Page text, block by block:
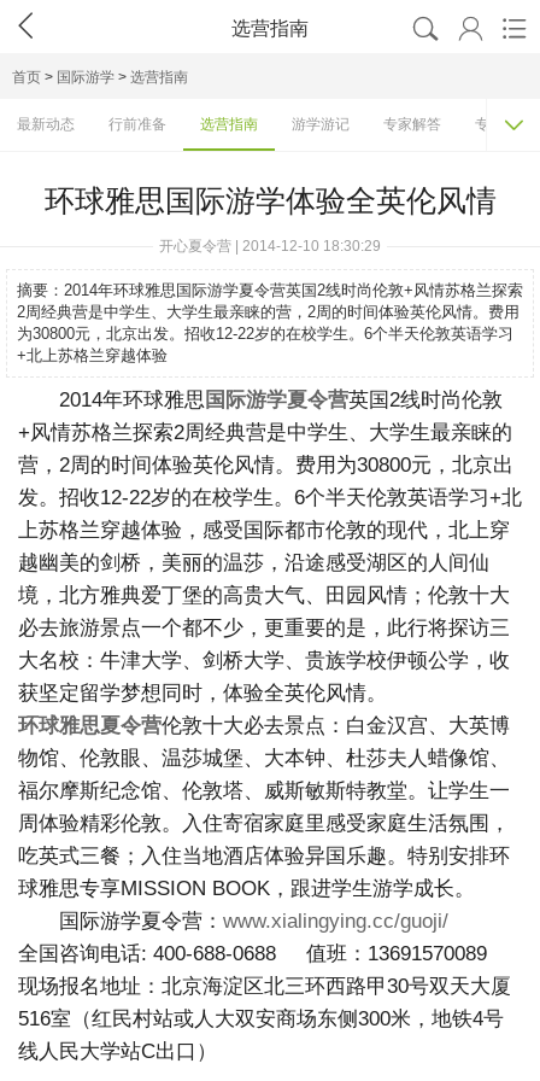
 选营指南   
首页 > 国际游学 > 选营指南
最新动态 行前准备 选营指南 游学游记 专家解答 专家访谈

环球雅思国际游学体验全英伦风情
开心夏令营 | 2014-12-10 18:30:29
摘要： 2014年环球雅思国际游学夏令营英国2线时尚伦敦+风情苏格兰探索
2周经典营是中学生、大学生最亲睐的营，2周的时间体验英伦风情。费用
为30800元，北京出发。招收12-22岁的在校学生。6个半天伦敦英语学习
+北上苏格兰穿越体验
2014年环球雅思 国际游学夏令营英国2线时尚伦敦
+风情苏格兰探索2周经典营是中学生、大学生最亲睐的
营，2周的时间体验英伦风情。费用为30800元，北京出
发。招收12-22岁的在校学生。6个半天伦敦英语学习+北
上苏格兰穿越体验，感受国际都市伦敦的现代，北上穿
越幽美的剑桥，美丽的温莎，沿途感受湖区的人间仙
境，北方雅典爱丁堡的高贵大气、田园风情；伦敦十大
必去旅游景点一个都不少，更重要的是，此行将探访三
大名校：牛津大学、剑桥大学、贵族学校伊顿公学，收
获坚定留学梦想同时，体验全英伦风情。
环球雅思夏令营伦敦十大必去景点：白金汉宫、大英博
物馆、伦敦眼、温莎城堡、大本钟、杜莎夫人蜡像馆、
福尔摩斯纪念馆、伦敦塔、威斯敏斯特教堂。让学生一
周体验精彩伦敦。入住寄宿家庭里感受家庭生活氛围，
吃英式三餐；入住当地酒店体验异国乐趣。特别安排环
球雅思专享MISSION BOOK，跟进学生游学成长。
国际游学夏令营： www.xialingying.cc/guoji/
全国咨询电话: 400-688-0688 值班：13691570089
现场报名地址：北京海淀区北三环西路甲30号双天大厦
516室（红民村站或人大双安商场东侧300米，地铁4号
线人民大学站C出口）